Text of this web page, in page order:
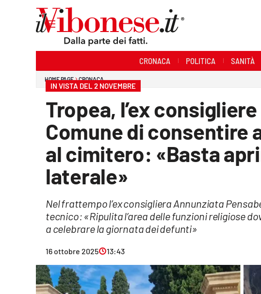
Economia e Lavoro
Streaming
CRONACA POLITICA SANITÀ
HOME PAGE CRONACA
IN VISTA DEL 2 NOVEMBRE
Tropea, l’ex
Comune di consentire
al cimitero: «Basta
laterale»
Nel frattempo l’ex consigliera Annunziata
tecnico: «Ripulita l’area delle funzioni religiose
a celebrare la giornata dei defunti»
16 ottobre 2025 13:43